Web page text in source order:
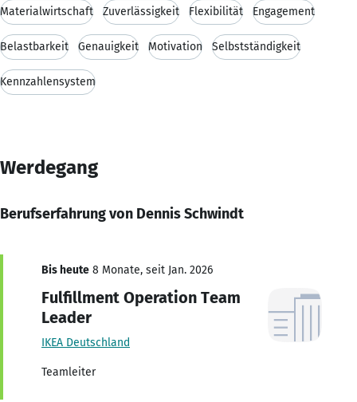
Materialwirtschaft Zuverlässigkeit Flexibilität Engagement
Belastbarkeit Genauigkeit Motivation Selbstständigkeit
Kennzahlensystem
Werdegang
Berufserfahrung von Dennis Schwindt
Bis heute 8 Monate, seit Jan. 2026
Fulfillment Operation Team
Leader
IKEA Deutschland
Teamleiter